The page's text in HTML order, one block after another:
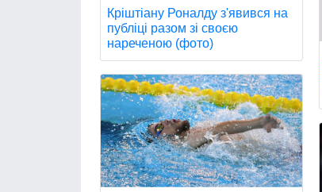
Кріштіану Роналду з'явився на
публіці разом зі своєю
нареченою (фото)